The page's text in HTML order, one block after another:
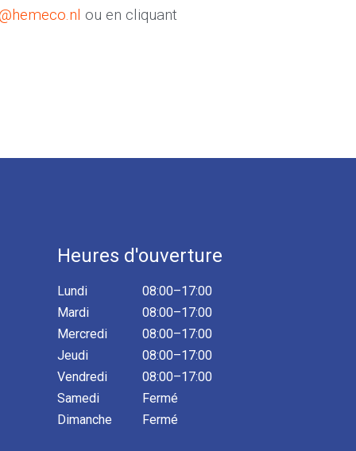
ou en cliquant
Heures d'ouverture
Lundi
Mardi
Mercredi
Jeudi
Vendredi
Samedi
Dimanche
08:00–17:00
08:00–17:00
08:00–17:00
08:00–17:00
08:00–17:00
Fermé
Fermé